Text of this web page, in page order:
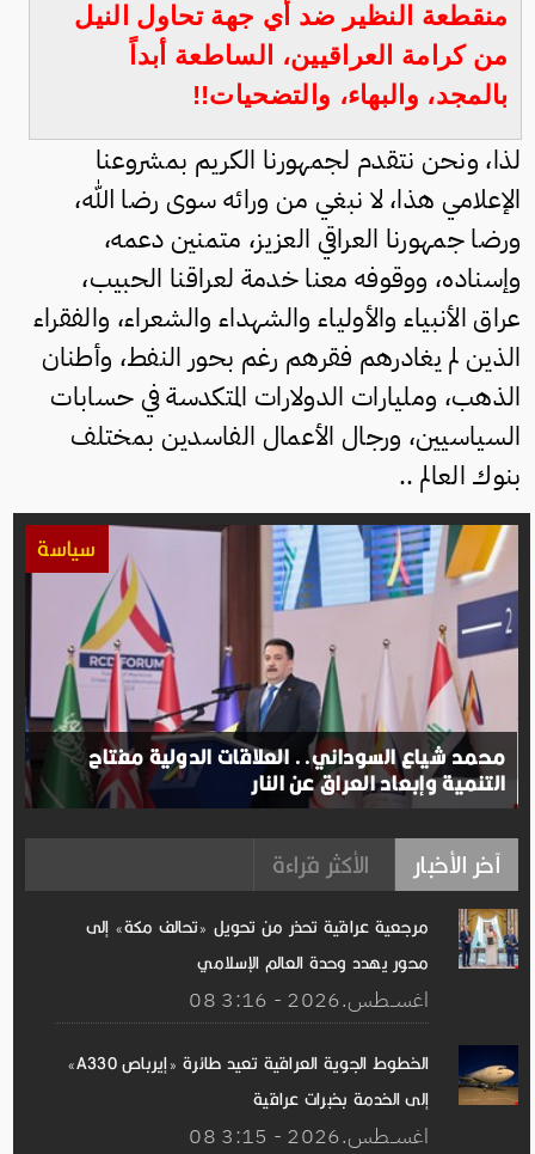
منقطعة النظير ضد أي جهة تحاول النيل
من كرامة العراقيين، الساطعة أبداً
بالمجد، والبهاء، والتضحيات!!
لذا، ونحن نتقدم لجمهورنا الكريم بمشروعنا
الإعلامي هذا، لا نبغي من ورائه سوى رضا الله،
ورضا جمهورنا العراقي العزيز، متمنين دعمه،
وإسناده، ووقوفه معنا خدمة لعراقنا الحبيب،
عراق الأنبياء والأولياء والشهداء والشعراء، والفقراء
الذين لم يغادرهم فقرهم رغم بحور النفط، وأطنان
الذهب، ومليارات الدولارات المتكدسة في حسابات
السياسيين، ورجال الأعمال الفاسدين بمختلف
بنوك العالم ..
سياسة
محمد شياع السوداني.. العلاقات الدولية مفتاح
التنمية وإبعاد العراق عن النار
آخر الأخبار الأكثر قراءة
مرجعية عراقية تحذر من تحويل «تحالف مكة» إلى
محور يهدد وحدة العالم الإسلامي
08 اغســطس.2026 - 3:16
الخطوط الجوية العراقية تعيد طائرة «إيرباص A330»
إلى الخدمة بخبرات عراقية
08 اغســطس.2026 - 3:15